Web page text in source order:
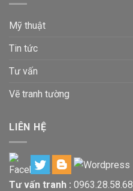
Mỹ thuật
Tin tức
Tư vấn
Vẽ tranh tường
LIÊN HỆ
Tư vấn tranh : 0963.28.58.68